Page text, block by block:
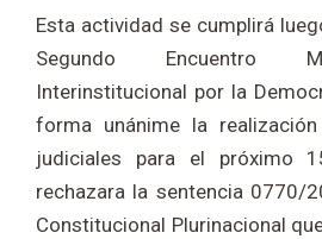
Esta actividad se cumplirá
Segundo Encuentro
Interinstitucional por la
forma unánime la
judiciales para el próximo
rechazara la sentencia 0770/
Constitucional Plurinacional